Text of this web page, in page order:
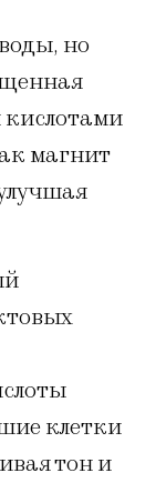
но
магнит
клетки
тон и